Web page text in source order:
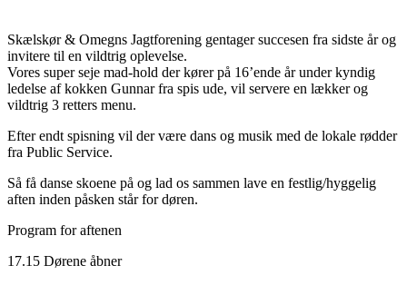
Skælskør & Omegns Jagtforening gentager succesen fra sidste år og
invitere til en vildtrig oplevelse.
Vores super seje mad-hold der kører på 16’ende år under kyndig
ledelse af kokken Gunnar fra spis ude, vil servere en lækker og
vildtrig 3 retters menu.
Efter endt spisning vil der være dans og musik med de lokale rødder
fra Public Service.
Så få danse skoene på og lad os sammen lave en festlig/hyggelig
aften inden påsken står for døren.
Program for aftenen
17.15 Dørene åbner